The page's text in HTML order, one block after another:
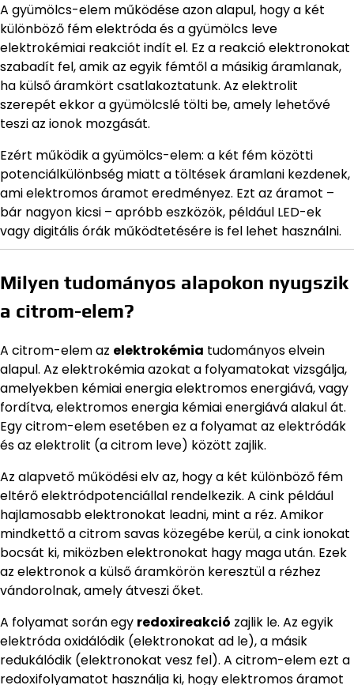
A gyümölcs-elem működése azon alapul, hogy a két
különböző fém elektróda és a gyümölcs leve
elektrokémiai reakciót indít el. Ez a reakció elektronokat
szabadít fel, amik az egyik fémtől a másikig áramlanak,
ha külső áramkört csatlakoztatunk. Az elektrolit
szerepét ekkor a gyümölcslé tölti be, amely lehetővé
teszi az ionok mozgását.
Ezért működik a gyümölcs-elem: a két fém közötti
potenciálkülönbség miatt a töltések áramlani kezdenek,
ami elektromos áramot eredményez. Ezt az áramot –
bár nagyon kicsi – apróbb eszközök, például LED-ek
vagy digitális órák működtetésére is fel lehet használni.
Milyen tudományos alapokon nyugszik
a citrom-elem?
A citrom-elem az elektrokémia tudományos elvein
alapul. Az elektrokémia azokat a folyamatokat vizsgálja,
amelyekben kémiai energia elektromos energiává, vagy
fordítva, elektromos energia kémiai energiává alakul át.
Egy citrom-elem esetében ez a folyamat az elektródák
és az elektrolit (a citrom leve) között zajlik.
Az alapvető működési elv az, hogy a két különböző fém
eltérő elektródpotenciállal rendelkezik. A cink például
hajlamosabb elektronokat leadni, mint a réz. Amikor
mindkettő a citrom savas közegébe kerül, a cink ionokat
bocsát ki, miközben elektronokat hagy maga után. Ezek
az elektronok a külső áramkörön keresztül a rézhez
vándorolnak, amely átveszi őket.
A folyamat során egy redoxireakció zajlik le. Az egyik
elektróda oxidálódik (elektronokat ad le), a másik
redukálódik (elektronokat vesz fel). A citrom-elem ezt a
redoxifolyamatot használja ki, hogy elektromos áramot